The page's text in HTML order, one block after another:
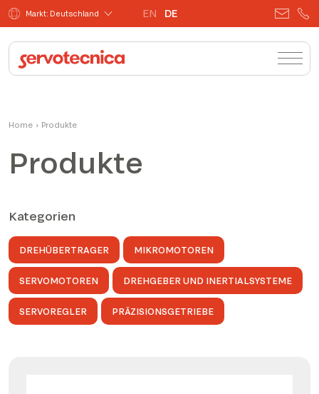
Markt: Deutschland EN DE
Home › Produkte
Produkte
Kategorien
DREHÜBERTRAGER MIKROMOTOREN
SERVOMOTOREN DREHGEBER UND INERTIALSYSTEME
SERVOREGLER PRÄZISIONSGETRIEBE